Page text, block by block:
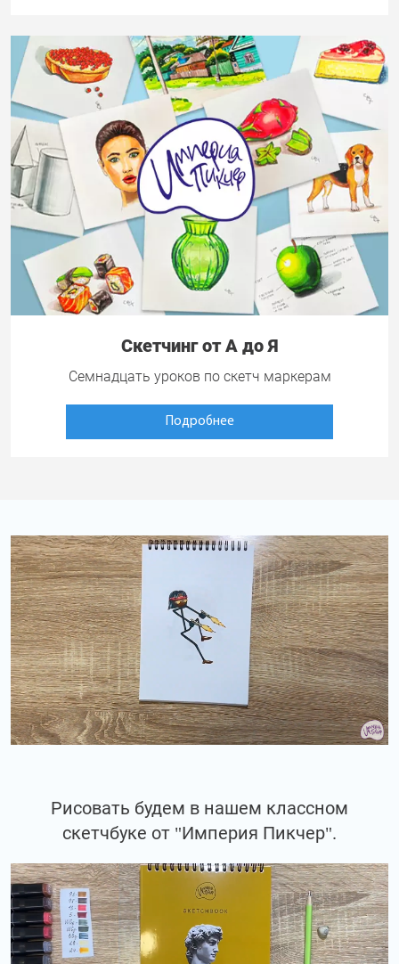
Скетчинг от А до Я
Семнадцать уроков по скетч маркерам
Подробнее
Рисовать будем в нашем классном
скетчбуке от "Империя Пикчер".